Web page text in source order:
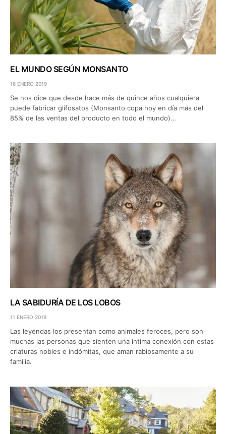
EL MUNDO SEGÚN MONSANTO
16 ENERO 2019
Se nos dice que desde hace más de quince años cualquiera
puede fabricar glifosatos (Monsanto copa hoy en día más del
85% de las ventas del producto en todo el mundo)…
LA SABIDURÍA DE LOS LOBOS
11 ENERO 2019
Las leyendas los presentan como animales feroces, pero son
muchas las personas que sienten una íntima conexión con estas
criaturas nobles e indómitas, que aman rabiosamente a su
familia.